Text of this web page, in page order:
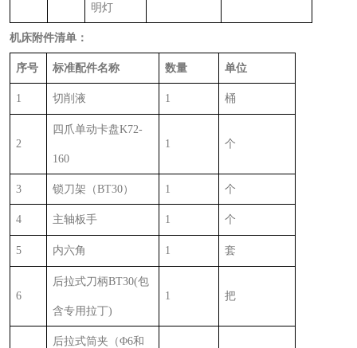
明灯
机床附件清单：
序号 标准配件名称 数量 单位
1 切削液 1 桶
2
四爪单动卡盘K72-
160
1 个
3 锁刀架（BT30） 1 个
4 主轴板手 1 个
5 内六角 1 套
6
后拉式刀柄BT30(包
含专用拉丁)
1 把
后拉式筒夹（Φ6和